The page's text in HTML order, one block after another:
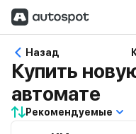
Назад
Купить
автомате
Рекомендуемые